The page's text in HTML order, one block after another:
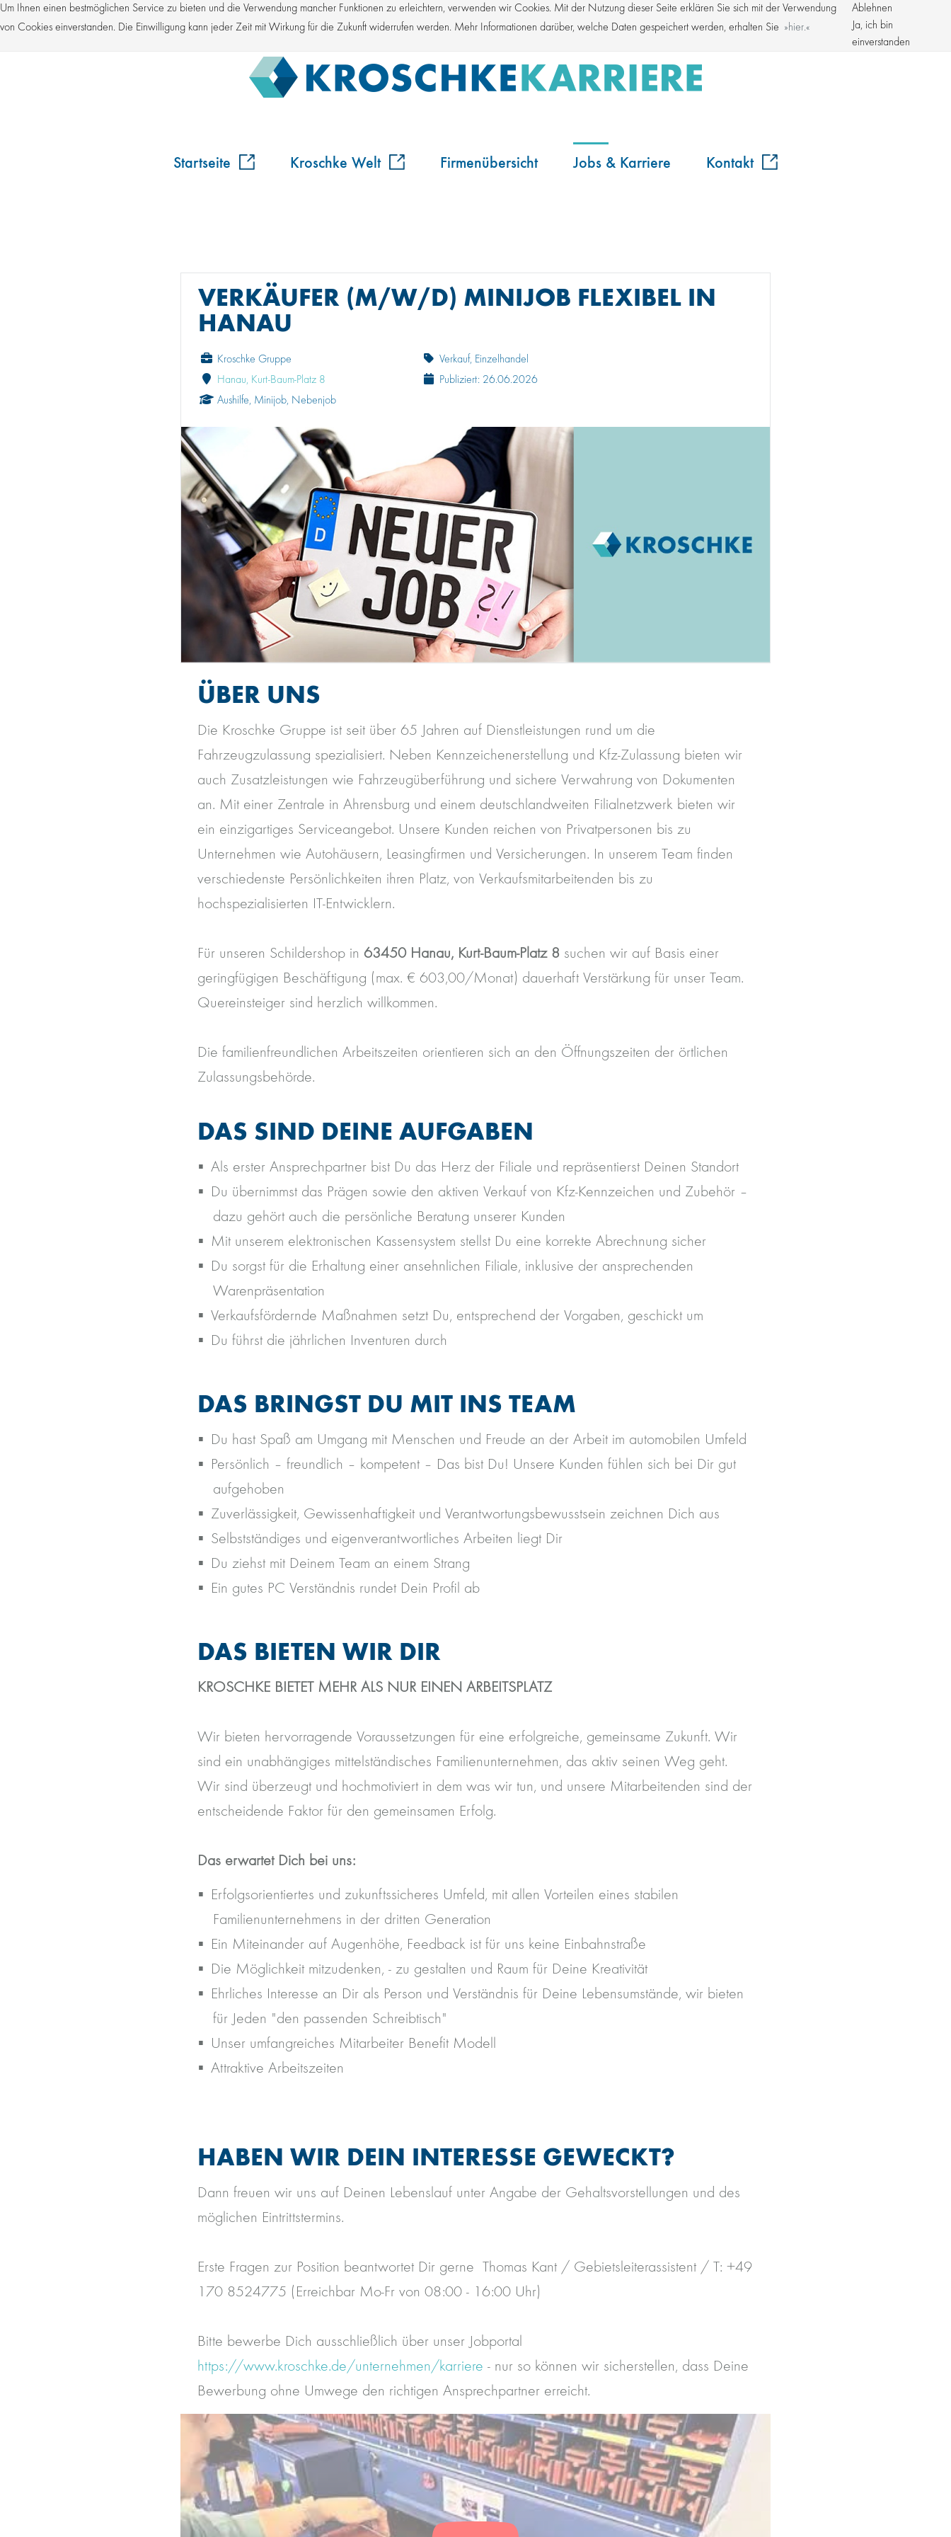
Um Ihnen einen bestmöglichen Service zu bieten und die Verwendung mancher Funktionen zu erleichtern, verwenden wir Cookies. Mit der Nutzung dieser Seite erklären Sie sich mit der Verwendung
von Cookies einverstanden. Die Einwilligung kann jeder Zeit mit Wirkung für die Zukunft widerrufen werden. Mehr Informationen darüber, welche Daten gespeichert werden, erhalten Sie
hier.
Ablehnen
Ja, ich bin
einverstanden
Kroschke Gruppe
Startseite Kroschke Welt Firmenübersicht Jobs & Karriere Kontakt
VERKÄUFER (M/W/D) MINIJOB FLEXIBEL IN
HANAU
Kroschke Gruppe
Hanau, Kurt-Baum-Platz 8
Aushilfe, Minijob, Nebenjob
Verkauf, Einzelhandel
Publiziert: 26.06.2026
ÜBER UNS
Die Kroschke Gruppe ist seit über 65 Jahren auf Dienstleistungen rund um die
Fahrzeugzulassung spezialisiert. Neben Kennzeichenerstellung und Kfz-Zulassung bieten wir
auch Zusatzleistungen wie Fahrzeugüberführung und sichere Verwahrung von Dokumenten
an. Mit einer Zentrale in Ahrensburg und einem deutschlandweiten Filialnetzwerk bieten wir
ein einzigartiges Serviceangebot. Unsere Kunden reichen von Privatpersonen bis zu
Unternehmen wie Autohäusern, Leasingfirmen und Versicherungen. In unserem Team finden
verschiedenste Persönlichkeiten ihren Platz, von Verkaufsmitarbeitenden bis zu
hochspezialisierten IT-Entwicklern.
Für unseren Schildershop in 63450 Hanau, Kurt-Baum-Platz 8 suchen wir auf Basis einer
geringfügigen Beschäftigung (max. € 603,00/Monat) dauerhaft Verstärkung für unser Team.
Quereinsteiger sind herzlich willkommen.
Die familienfreundlichen Arbeitszeiten orientieren sich an den Öffnungszeiten der örtlichen
Zulassungsbehörde.
DAS SIND DEINE AUFGABEN
Als erster Ansprechpartner bist Du das Herz der Filiale und repräsentierst Deinen Standort
Du übernimmst das Prägen sowie den aktiven Verkauf von Kfz-Kennzeichen und Zubehör –
dazu gehört auch die persönliche Beratung unserer Kunden
Mit unserem elektronischen Kassensystem stellst Du eine korrekte Abrechnung sicher
Du sorgst für die Erhaltung einer ansehnlichen Filiale, inklusive der ansprechenden
Warenpräsentation
Verkaufsfördernde Maßnahmen setzt Du, entsprechend der Vorgaben, geschickt um
Du führst die jährlichen Inventuren durch
DAS BRINGST DU MIT INS TEAM
Du hast Spaß am Umgang mit Menschen und Freude an der Arbeit im automobilen Umfeld
Persönlich – freundlich – kompetent – Das bist Du! Unsere Kunden fühlen sich bei Dir gut
aufgehoben
Zuverlässigkeit, Gewissenhaftigkeit und Verantwortungsbewusstsein zeichnen Dich aus
Selbstständiges und eigenverantwortliches Arbeiten liegt Dir
Du ziehst mit Deinem Team an einem Strang
Ein gutes PC Verständnis rundet Dein Profil ab
DAS BIETEN WIR DIR
KROSCHKE BIETET MEHR ALS NUR EINEN ARBEITSPLATZ
Wir bieten hervorragende Voraussetzungen für eine erfolgreiche, gemeinsame Zukunft. Wir
sind ein unabhängiges mittelständisches Familienunternehmen, das aktiv seinen Weg geht.
Wir sind überzeugt und hochmotiviert in dem was wir tun, und unsere Mitarbeitenden sind der
entscheidende Faktor für den gemeinsamen Erfolg.
Das erwartet Dich bei uns:
Erfolgsorientiertes und zukunftssicheres Umfeld, mit allen Vorteilen eines stabilen
Familienunternehmens in der dritten Generation
Ein Miteinander auf Augenhöhe, Feedback ist für uns keine Einbahnstraße
Die Möglichkeit mitzudenken, - zu gestalten und Raum für Deine Kreativität
Ehrliches Interesse an Dir als Person und Verständnis für Deine Lebensumstände, wir bieten
für Jeden "den passenden Schreibtisch"
Unser umfangreiches Mitarbeiter Benefit Modell
Attraktive Arbeitszeiten
HABEN WIR DEIN INTERESSE GEWECKT?
Dann freuen wir uns auf Deinen Lebenslauf unter Angabe der Gehaltsvorstellungen und des
möglichen Eintrittstermins.
Erste Fragen zur Position beantwortet Dir gerne Thomas Kant / Gebietsleiterassistent / T: +49
170 8524775 (Erreichbar Mo-Fr von 08:00 - 16:00 Uhr)
Bitte bewerbe Dich ausschließlich über unser Jobportal
https://www.kroschke.de/unternehmen/karriere - nur so können wir sicherstellen, dass Deine
Bewerbung ohne Umwege den richtigen Ansprechpartner erreicht.